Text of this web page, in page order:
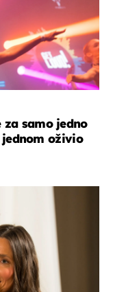
za samo jedno
oživio